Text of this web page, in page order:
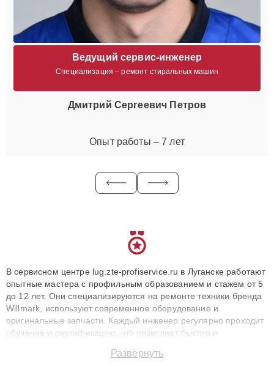
Ведущий сервис-инженер
Специализация – ремонт стиральных машин
Дмитрий Сергеевич Петров
Опыт работы – 7 лет
В сервисном центре lug.zte-profiservice.ru в Луганске работают
опытные мастера с профильным образованием и стажем от 5
до 12 лет. Они специализируются на ремонте техники бренда
Willmark, используют современное оборудование и
оригинальные запчасти. Каждый инженер регулярно проходит
обучение и сертификацию, что позволяет быстро и
сохранением гарантии до 3 лет. Наши мастера решают
Развернуть